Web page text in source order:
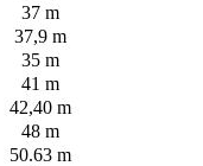
37 m
37,9 m
35 m
41 m
42,40 m
48 m
50.63 m